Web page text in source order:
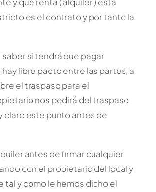
es el contrato y por tanto la
si tendrá que pagar
libre pacto entre las partes, a
el traspaso para el
nos pedirá del traspaso
claro este punto antes de
antes de firmar cualquier
con el propietario del local y
tal y como le hemos dicho el